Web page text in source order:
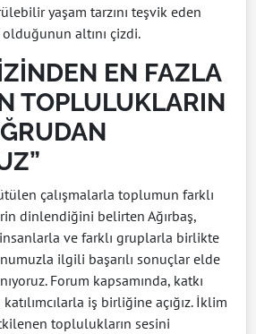
yaşam tarzını teşvik eden
altını çizdi.
EN FAZLA
TOPLULUKLARIN
çalışmalarla toplumun farklı
dinlendiğini belirten Ağırbaş,
ve farklı gruplarla birlikte
ilgili başarılı sonuçlar elde
Forum kapsamında, katkı
iş birliğine açığız. İklim
toplulukların sesini